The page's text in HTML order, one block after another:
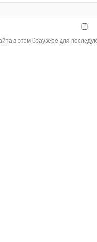
в этом браузере для